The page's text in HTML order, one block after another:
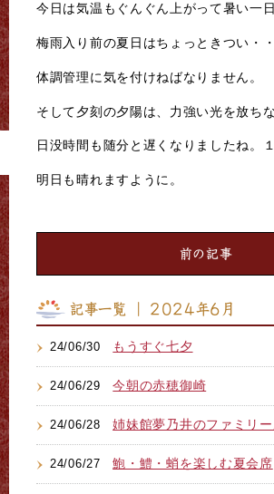
今日は気温もぐんぐん上がって暑い一
梅雨入り前の夏日はちょっときつい・
体調管理に気を付けねばなりません。
そして夕刻の夕陽は、力強い光を放ち
日没時間も随分と遅くなりましたね。
明日も晴れますように。
前の記事
記事一覧 ｜ 2024年6月
24/06/30 もうすぐ七夕
24/06/29今朝の赤穂御崎
24/06/28姉妹館夢乃井のファミリー
24/06/27鮑・鱧・蛸を楽しむ夏会席